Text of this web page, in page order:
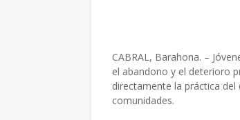
CABRAL, Barahona. –
el abandono y el deterioro
directamente la práctica
comunidades.